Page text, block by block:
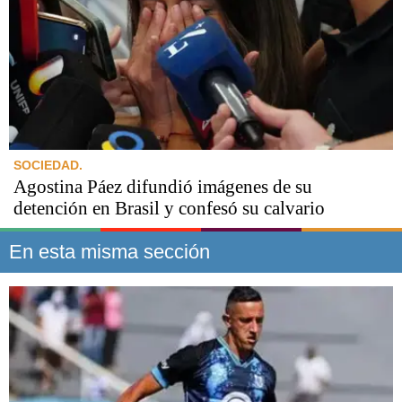
SOCIEDAD.
Agostina Páez difundió imágenes de su
detención en Brasil y confesó su calvario
En esta misma sección